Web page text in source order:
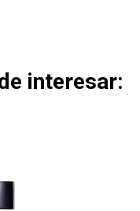
interesar: